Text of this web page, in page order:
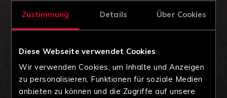
Zustimmung Details Über Cookies
Diese Webseite verwendet Cookies
Wir verwenden Cookies, um Inhalte und Anzeigen
zu personalisieren, Funktionen für soziale Medien
anbieten zu können und die Zugriffe auf unsere